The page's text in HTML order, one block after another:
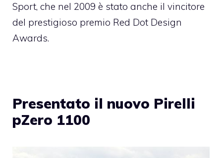
Sport, che nel 2009 è stato anche il vincitore
del prestigioso premio Red Dot Design
Awards.
Presentato il nuovo Pirelli
pZero 1100